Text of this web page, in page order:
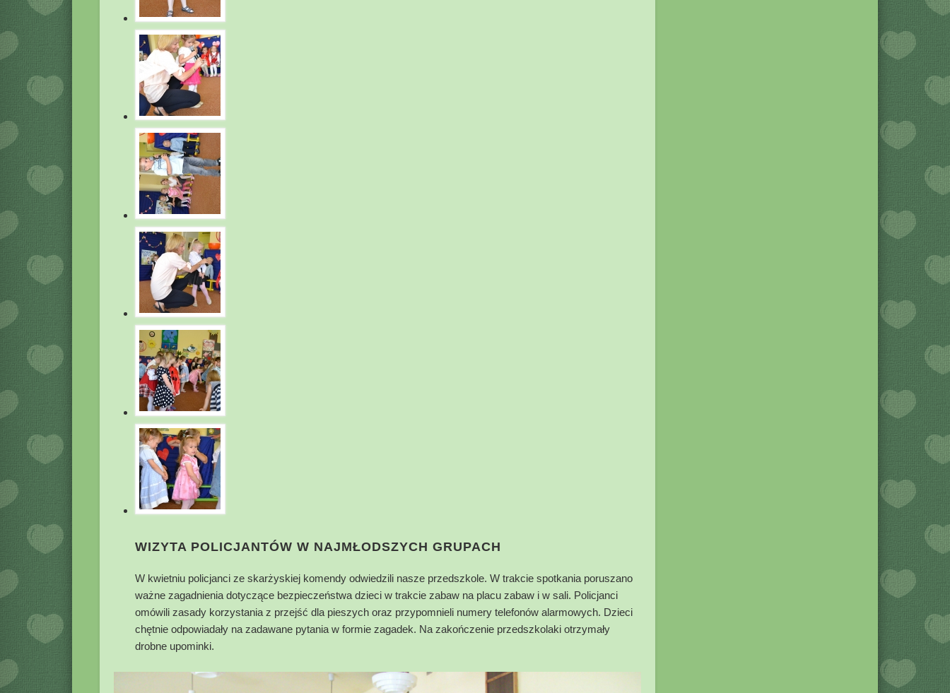
WIZYTA POLICJANTÓW W NAJMŁODSZYCH GRUPACH
W kwietniu policjanci ze skarżyskiej komendy odwiedzili nasze przedszkole. W trakcie spotkania poruszano
ważne zagadnienia dotyczące bezpieczeństwa dzieci w trakcie zabaw na placu zabaw i w sali. Policjanci
omówili zasady korzystania z przejść dla pieszych oraz przypomnieli numery telefonów alarmowych. Dzieci
chętnie odpowiadały na zadawane pytania w formie zagadek. Na zakończenie przedszkolaki otrzymały
drobne upominki.